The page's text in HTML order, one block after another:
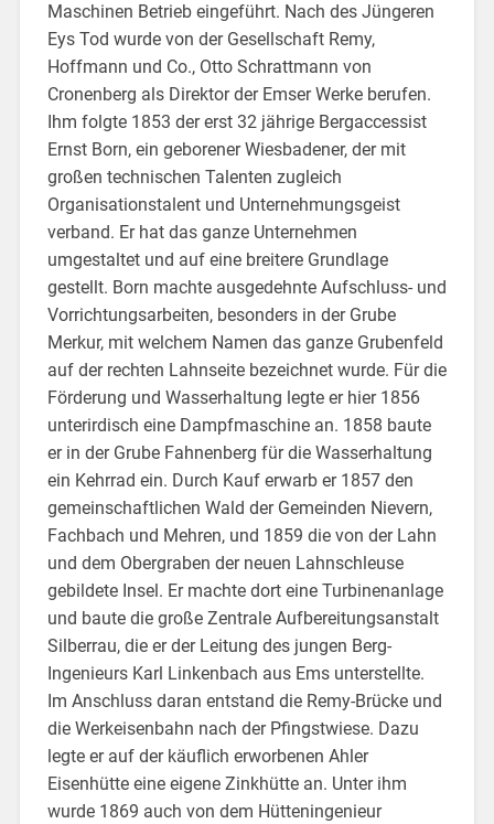
Maschinen Betrieb eingeführt. Nach des Jüngeren
Eys Tod wurde von der Gesellschaft Remy,
Hoffmann und Co., Otto Schrattmann von
Cronenberg als Direktor der Emser Werke berufen.
Ihm folgte 1853 der erst 32 jährige Bergaccessist
Ernst Born, ein geborener Wiesbadener, der mit
großen technischen Talenten zugleich
Organisationstalent und Unternehmungsgeist
verband. Er hat das ganze Unternehmen
umgestaltet und auf eine breitere Grundlage
gestellt. Born machte ausgedehnte Aufschluss- und
Vorrichtungsarbeiten, besonders in der Grube
Merkur, mit welchem Namen das ganze Grubenfeld
auf der rechten Lahnseite bezeichnet wurde. Für die
Förderung und Wasserhaltung legte er hier 1856
unterirdisch eine Dampfmaschine an. 1858 baute
er in der Grube Fahnenberg für die Wasserhaltung
ein Kehrrad ein. Durch Kauf erwarb er 1857 den
gemeinschaftlichen Wald der Gemeinden Nievern,
Fachbach und Mehren, und 1859 die von der Lahn
und dem Obergraben der neuen Lahnschleuse
gebildete Insel. Er machte dort eine Turbinenanlage
und baute die große Zentrale Aufbereitungsanstalt
Silberrau, die er der Leitung des jungen Berg-
Ingenieurs Karl Linkenbach aus Ems unterstellte.
Im Anschluss daran entstand die Remy-Brücke und
die Werkeisenbahn nach der Pfingstwiese. Dazu
legte er auf der käuflich erworbenen Ahler
Eisenhütte eine eigene Zinkhütte an. Unter ihm
wurde 1869 auch von dem Hütteningenieur